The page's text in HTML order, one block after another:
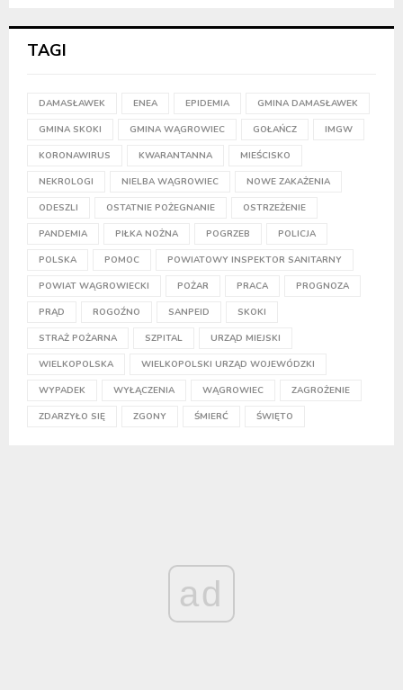
TAGI
DAMASŁAWEK ENEA EPIDEMIA GMINA DAMASŁAWEK
GMINA SKOKI GMINA WĄGROWIEC GOŁAŃCZ IMGW
KORONAWIRUS KWARANTANNA MIEŚCISKO
NEKROLOGI NIELBA WĄGROWIEC NOWE ZAKAŻENIA
ODESZLI OSTATNIE POŻEGNANIE OSTRZEŻENIE
PANDEMIA PIŁKA NOŻNA POGRZEB POLICJA
POLSKA POMOC POWIATOWY INSPEKTOR SANITARNY
POWIAT WĄGROWIECKI POŻAR PRACA PROGNOZA
PRĄD ROGOŹNO SANPEID SKOKI
STRAŻ POŻARNA SZPITAL URZĄD MIEJSKI
WIELKOPOLSKA WIELKOPOLSKI URZĄD WOJEWÓDZKI
WYPADEK WYŁĄCZENIA WĄGROWIEC ZAGROŻENIE
ZDARZYŁO SIĘ ZGONY ŚMIERĆ ŚWIĘTO
ad